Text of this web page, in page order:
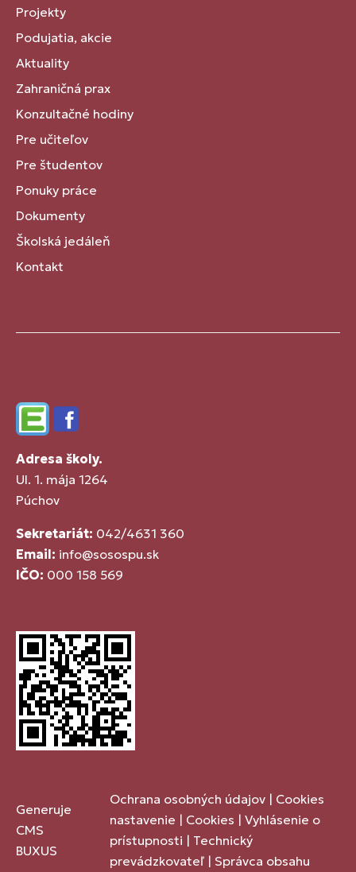
Projekty
Podujatia, akcie
Aktuality
Zahraničná prax
Konzultačné hodiny
Pre učiteľov
Pre študentov
Ponuky práce
Dokumenty
Školská jedáleň
Kontakt
EdupageFacebook
Adresa školy.
Ul. 1. mája 1264
Púchov
Sekretariát: 042/4631 360
Email: info@sosospu.sk
IČO: 000 158 569
Generuje
CMS
BUXUS
Ochrana osobných údajov | Cookies
nastavenie | Cookies | Vyhlásenie o
prístupnosti | Technický
prevádzkovateľ | Správca obsahu